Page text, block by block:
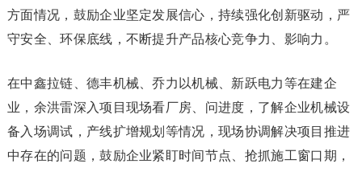
方面情况，鼓励企业坚定发展信心，持续强化创新驱动，严
守安全、环保底线，不断提升产品核心竞争力、影响力。
在中鑫拉链、德丰机械、乔力以机械、新跃电力等在建企
业，余洪雷深入项目现场看厂房、问进度，了解企业机械设
备入场调试，产线扩增规划等情况，现场协调解决项目推进
中存在的问题，鼓励企业紧盯时间节点、抢抓施工窗口期，